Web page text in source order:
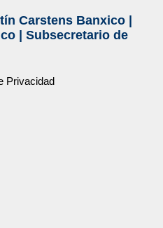
Carstens Banxico|
| Subsecretario de
Privacidad